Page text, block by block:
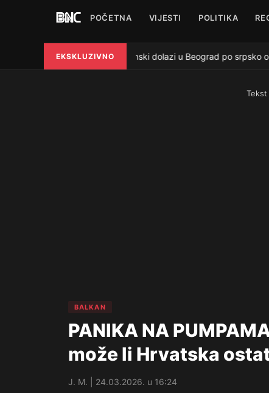
POČETNA VIJESTI POLITIKA
EKSKLUZIVNO
● Zelenski dolazi u Beograd po srpsko
BALKAN
PANIKA NA
može li Hrvatska
J. M. | 24.03.2026. u 16:24